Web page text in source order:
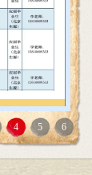
4 5 6